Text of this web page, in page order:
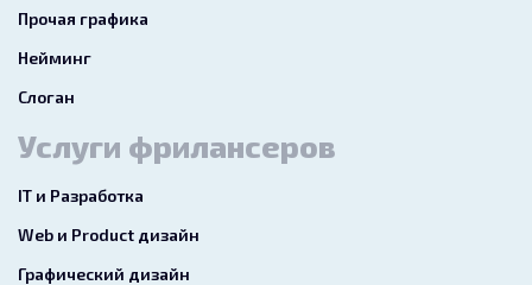
Прочая графика
Нейминг
Слоган
Услуги фрилансеров
IT и Разработка
Web и Product дизайн
Графический дизайн